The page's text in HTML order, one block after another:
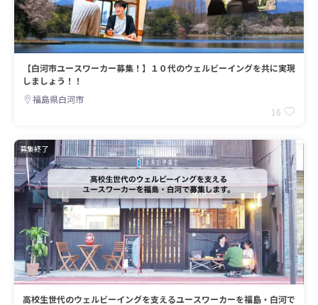
【白河市ユースワーカー募集！】１０代のウェルビーイングを共に実現
しましょう！！
福島県白河市
16
募集終了
高校生世代のウェルビーイングを支えるユースワーカーを福島・白河で